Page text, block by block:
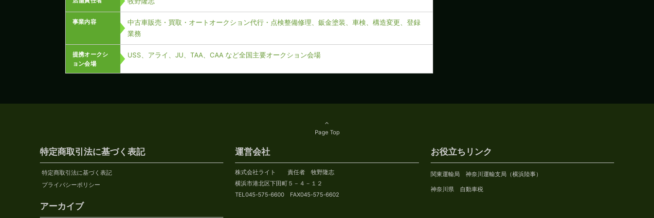
事業内容
中古車販売・買取・オートオークション代行・点検整備修理、鈑金塗装、車検、構造変更、登録
業務
提携オークシ
ョン会場
USS、アライ、JU、TAA、CAA など全国主要オークション会場
Page Top
特定商取引法に基づく表記
特定商取引法に基づく表記
プライバシーポリシー
アーカイブ
運営会社
株式会社ライト 責任者 牧野隆志
横浜市港北区下田町５－４－１２
TEL045-575-6600 FAX045-575-6602
お役立ちリンク
関東運輸局 神奈川運輸支局（横浜陸事）
神奈川県 自動車税